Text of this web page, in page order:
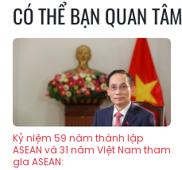
CÓ THỂ BẠN QUAN TÂM
Kỷ niệm 59 năm thành lập
ASEAN và 31 năm Việt Nam tham
gia ASEAN: